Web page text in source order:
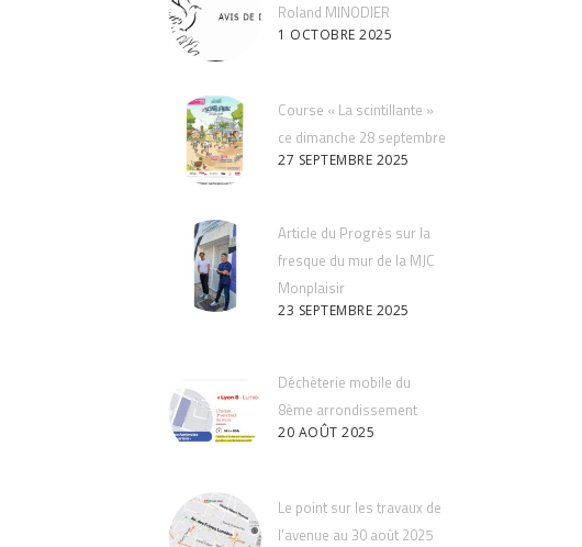
Roland MINODIER
1 OCTOBRE 2025
Course « La scintillante »
ce dimanche 28 septembre
27 SEPTEMBRE 2025
Article du Progrès sur la
fresque du mur de la MJC
Monplaisir
23 SEPTEMBRE 2025
Déchèterie mobile du
8ème arrondissement
20 AOÛT 2025
Le point sur les travaux de
l’avenue au 30 août 2025